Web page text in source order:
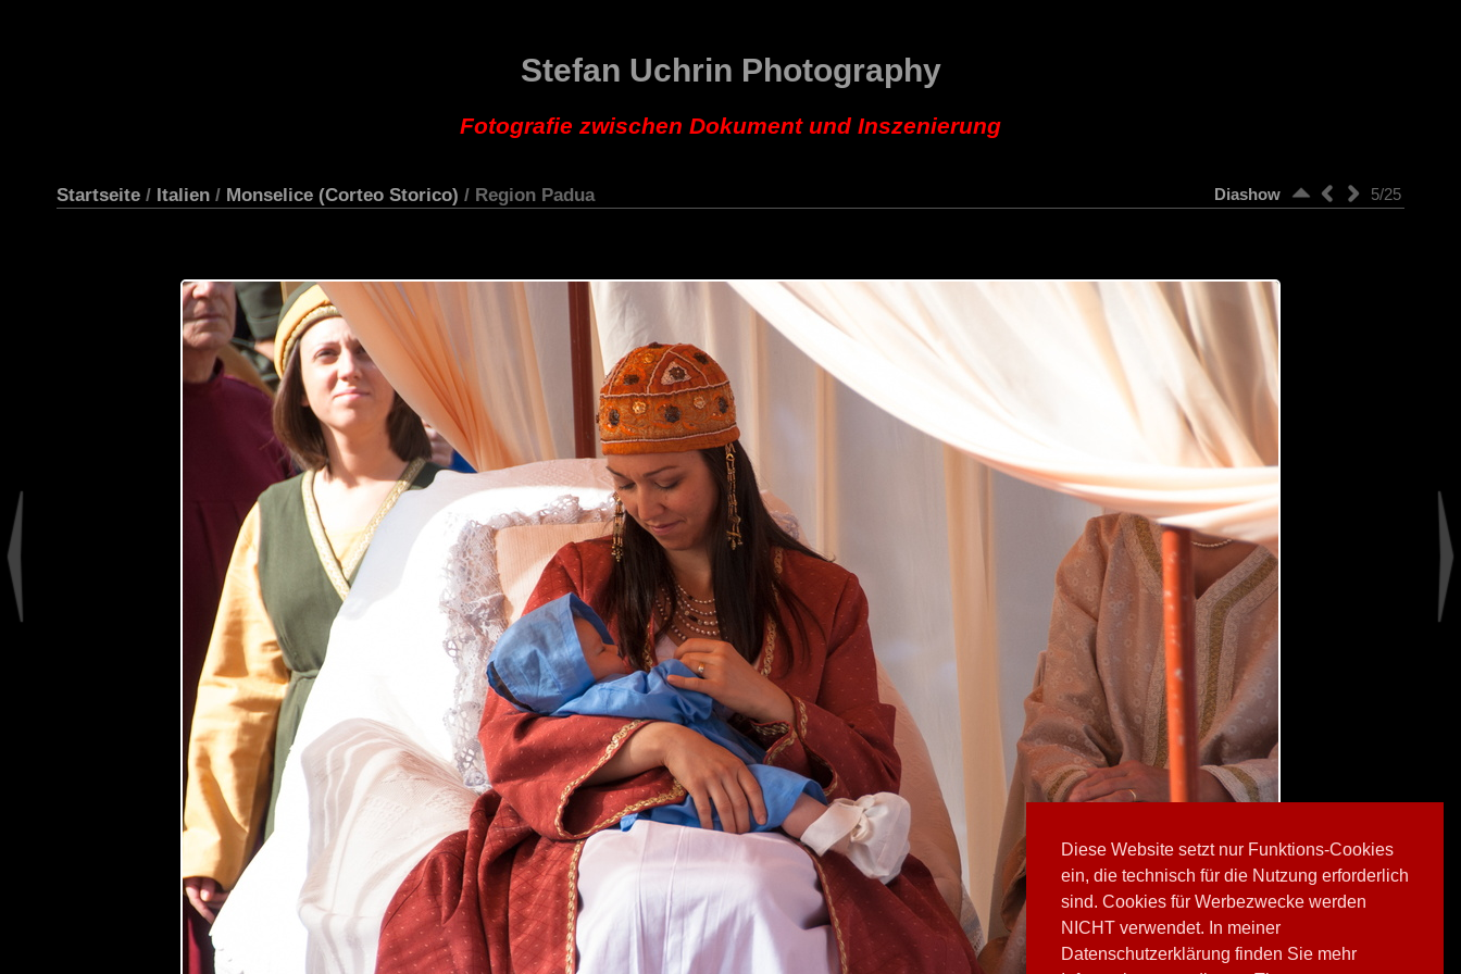
Diese Website setzt nur Funktions-Cookies
ein, die technisch für die Nutzung erforderlich
sind. Cookies für Werbezwecke werden
NICHT verwendet. In meiner
Datenschutzerklärung finden Sie mehr
Stefan Uchrin Photography
Fotografie zwischen Dokument und Inszenierung
Startseite / Italien / Monselice (Corteo Storico) / Region Padua 5/25
Diashow